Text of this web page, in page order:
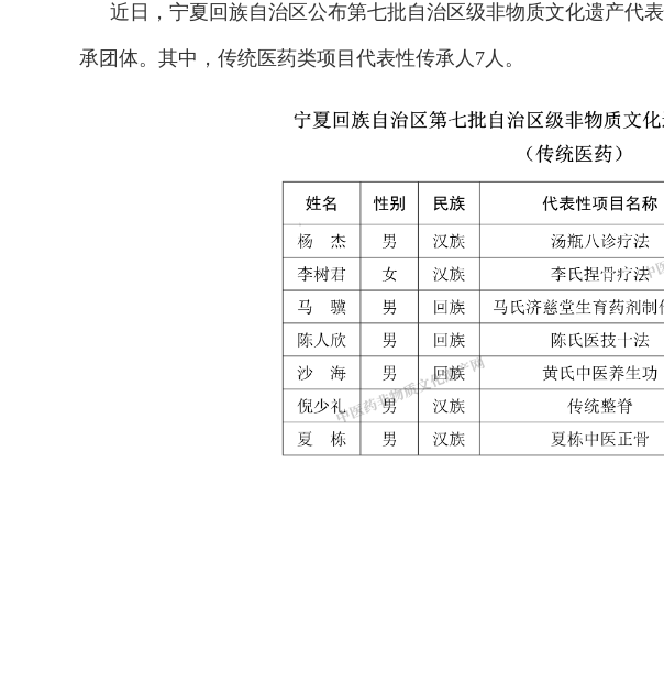
近日，宁夏回族自治区公布第七批自治区级非物质文化遗产代
承团体。其中，传统医药类项目代表性传承人7人。